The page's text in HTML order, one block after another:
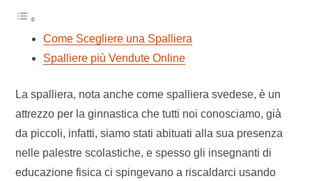
Come Scegliere una Spalliera
Spalliere più Vendute Online
La spalliera, nota anche come spalliera svedese, è un
attrezzo per la ginnastica che tutti noi conosciamo, già
da piccoli, infatti, siamo stati abituati alla sua presenza
nelle palestre scolastiche, e spesso gli insegnanti di
educazione fisica ci spingevano a riscaldarci usando